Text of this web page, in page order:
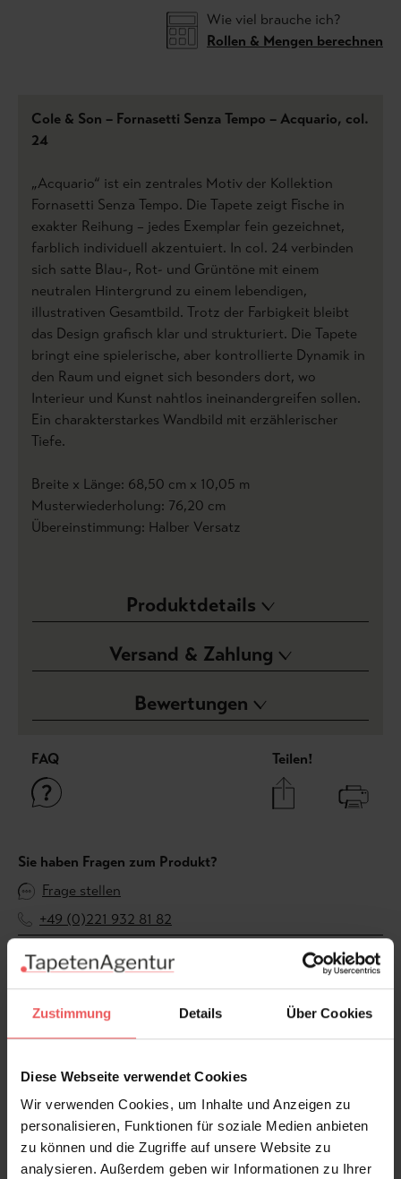
Zustimmung Details Über Cookies
Diese Webseite verwendet Cookies
Wir verwenden Cookies, um Inhalte und Anzeigen zu
personalisieren, Funktionen für soziale Medien anbieten
zu können und die Zugriffe auf unsere Website zu
analysieren. Außerdem geben wir Informationen zu Ihrer
Wie viel brauche ich?
Rollen & Mengen berechnen
Cole & Son – Fornasetti Senza Tempo – Acquario, col.
24
„Acquario“ ist ein zentrales Motiv der Kollektion
Fornasetti Senza Tempo. Die Tapete zeigt Fische in
exakter Reihung – jedes Exemplar fein gezeichnet,
farblich individuell akzentuiert. In col. 24 verbinden
sich satte Blau-, Rot- und Grüntöne mit einem
neutralen Hintergrund zu einem lebendigen,
illustrativen Gesamtbild. Trotz der Farbigkeit bleibt
das Design grafisch klar und strukturiert. Die Tapete
bringt eine spielerische, aber kontrollierte Dynamik in
den Raum und eignet sich besonders dort, wo
Interieur und Kunst nahtlos ineinandergreifen sollen.
Ein charakterstarkes Wandbild mit erzählerischer
Tiefe.
Breite x Länge: 68,50 cm x 10,05 m
Musterwiederholung: 76,20 cm
Übereinstimmung: Halber Versatz
Produktdetails
Versand & Zahlung
Bewertungen
FAQ Teilen!
Sie haben Fragen zum Produkt?
Frage stellen
+49 (0)221 932 81 82
Produktgalerie überspringen
Varianten